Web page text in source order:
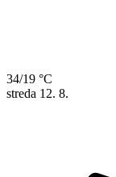
34/19 °C
streda 12. 8.